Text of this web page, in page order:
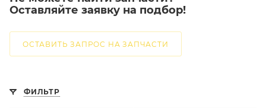
Оставляйте заявку на подбор!
ОСТАВИТЬ ЗАПРОС НА ЗАПЧАСТИ
ФИЛЬТР